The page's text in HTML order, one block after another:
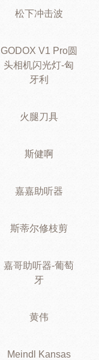
松下冲击波
GODOX V1 Pro圆
头相机闪光灯-匈
牙利
火腿刀具
斯健啊
嘉嘉助听器
斯蒂尔修枝剪
嘉哥助听器-葡萄
牙
黄伟
Meindl Kansas